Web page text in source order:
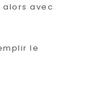
alors avec
le